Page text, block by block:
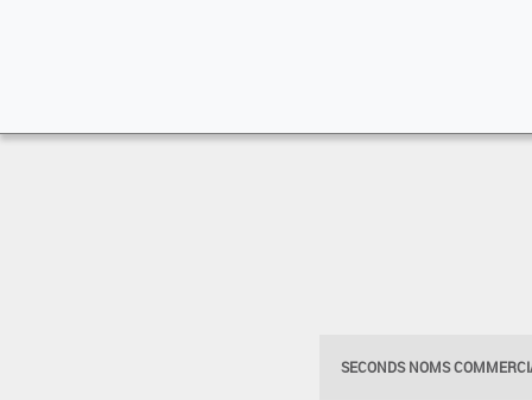
SECONDS NOMS